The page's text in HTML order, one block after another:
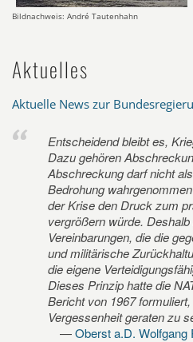
Bildnachweis: André Tautenhahn
Aktuelles
Aktuelle News zur
Entscheidend bleibt es,
Dazu gehören
Abschreckung darf nicht
Bedrohung
der Krise den Druck zum
vergrößern würde.
Vereinbarungen, die die
und militärische
die eigene
Dieses Prinzip hatte die
Bericht von 1967
Vergessenheit geraten zu
Oberst a.D.